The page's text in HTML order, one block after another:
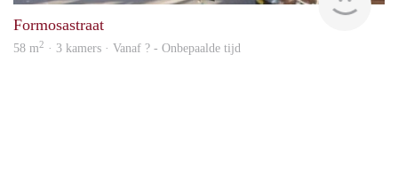
Formosastraat
58 m2 · 3 kamers · Vanaf ? - Onbepaalde tijd